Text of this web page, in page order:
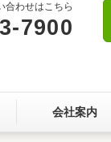
屋根・外壁
くる、価値・性能向
合わせはこちら
7900
会社案内